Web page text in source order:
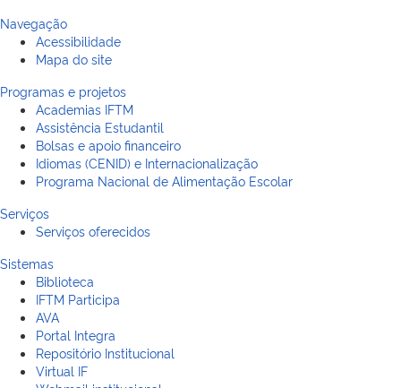
Navegação
Acessibilidade
Mapa do site
Programas e projetos
Academias IFTM
Assistência Estudantil
Bolsas e apoio financeiro
Idiomas (CENID) e Internacionalização
Programa Nacional de Alimentação Escolar
Serviços
Serviços oferecidos
Sistemas
Biblioteca
IFTM Participa
AVA
Portal Integra
Repositório Institucional
Virtual IF